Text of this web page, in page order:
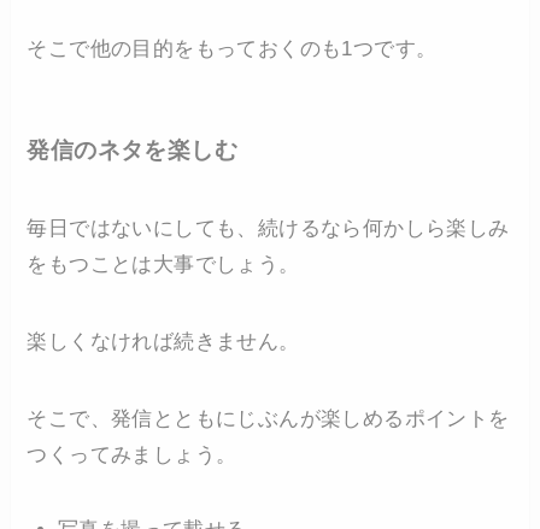
そこで他の目的をもっておくのも1つです。
発信のネタを楽しむ
毎日ではないにしても、続けるなら何かしら楽しみ
をもつことは大事でしょう。
楽しくなければ続きません。
そこで、発信とともにじぶんが楽しめるポイントを
つくってみましょう。